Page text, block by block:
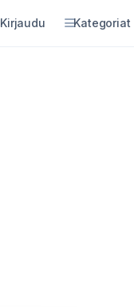
Kirjaudu Kategoriat